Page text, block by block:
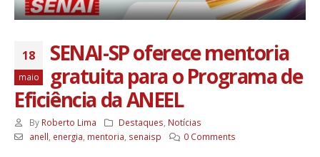
18
maio
SENAI-SP oferece mentoria
gratuita para o Programa de
Eficiência da ANEEL
By Roberto Lima Destaques Notícias
anell energia mentoria senaisp 0 Comments